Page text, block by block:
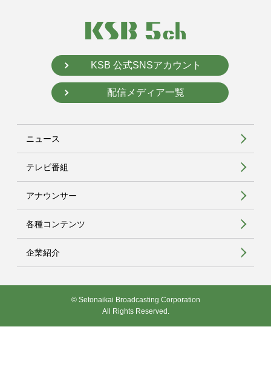
KSB 公式SNSアカウント
配信メディア一覧
ニュース
テレビ番組
アナウンサー
各種コンテンツ
企業紹介
© Setonaikai Broadcasting Corporation
All Rights Reserved.